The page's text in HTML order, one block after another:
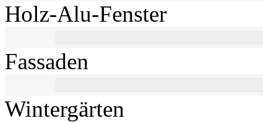
Holz-Alu-Fenster
Fassaden
Wintergärten